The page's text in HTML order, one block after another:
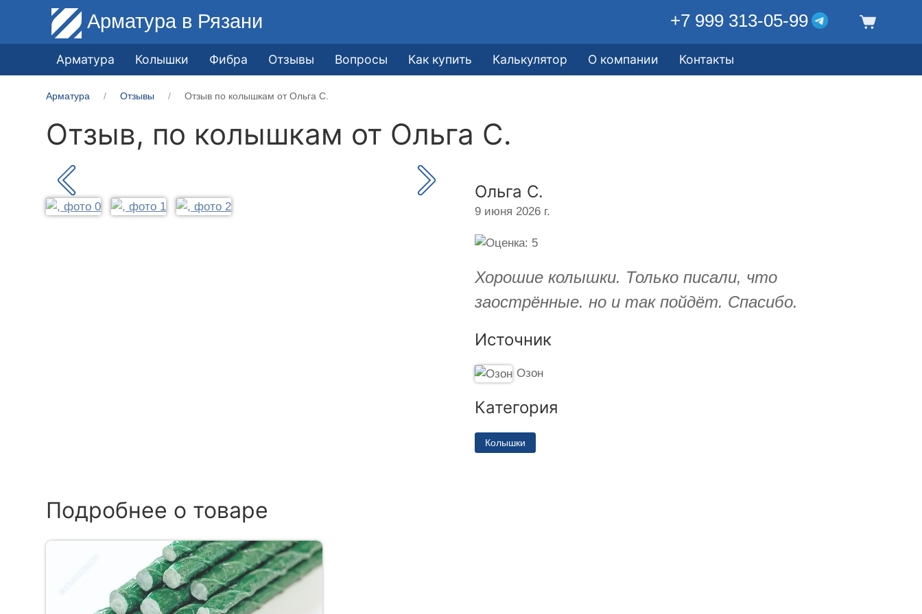
Арматура в Рязани +7 999 313-05-99
Арматура Колышки Фибра Отзывы Вопросы Как купить Калькулятор О компании Контакты
Арматура Отзывы Отзыв по колышкам от Ольга С.
Отзыв, по колышкам от Ольга С.
Ольга С.
9 июня 2026 г.
Хорошие колышки. Только писали, что
заострённые. но и так пойдёт. Спасибо.
Источник
Озон
Категория
Колышки
Подробнее о товаре